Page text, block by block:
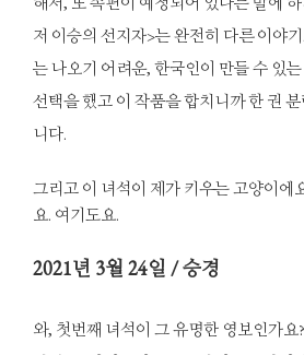
저 이승의 선지자>는 완전히 다른 이야
는 나오기 어려운, 한국인이 만들 수 있
선택을 했고 이 작품을 합치니까 한 권
니다.
그리고 이 녀석이 제가 키우는 고양이에
요. 여기도요.
2021년 3월 24일 / 승경
와, 첫번째 녀석이 그 유명한 영보인가